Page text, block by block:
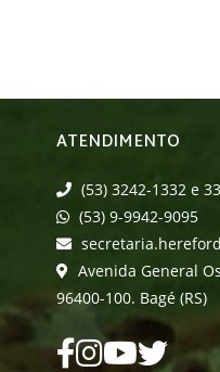
ATENDIMENTO
(53) 3242-1332 e
(53) 9-9942-9095
Avenida General
96400-100. Bagé (RS)